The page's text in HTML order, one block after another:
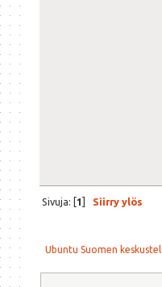
Sivuja: [1] Siirry ylös
Ubuntu Suomen